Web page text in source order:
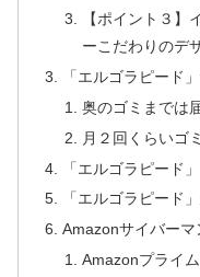
【ポイント３】
ーこだわりのデ
「エルゴラピード
奥のゴミまでは
月２回くらいゴ
「エルゴラピード
「エルゴラピード
Amazonサイバーマ
Amazonプライ